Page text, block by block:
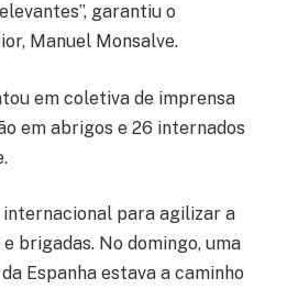
garantiu o
Manuel Monsalve.
em coletiva de imprensa
em abrigos e 26 internados
para agilizar a
brigadas. No domingo, uma
Espanha estava a caminho